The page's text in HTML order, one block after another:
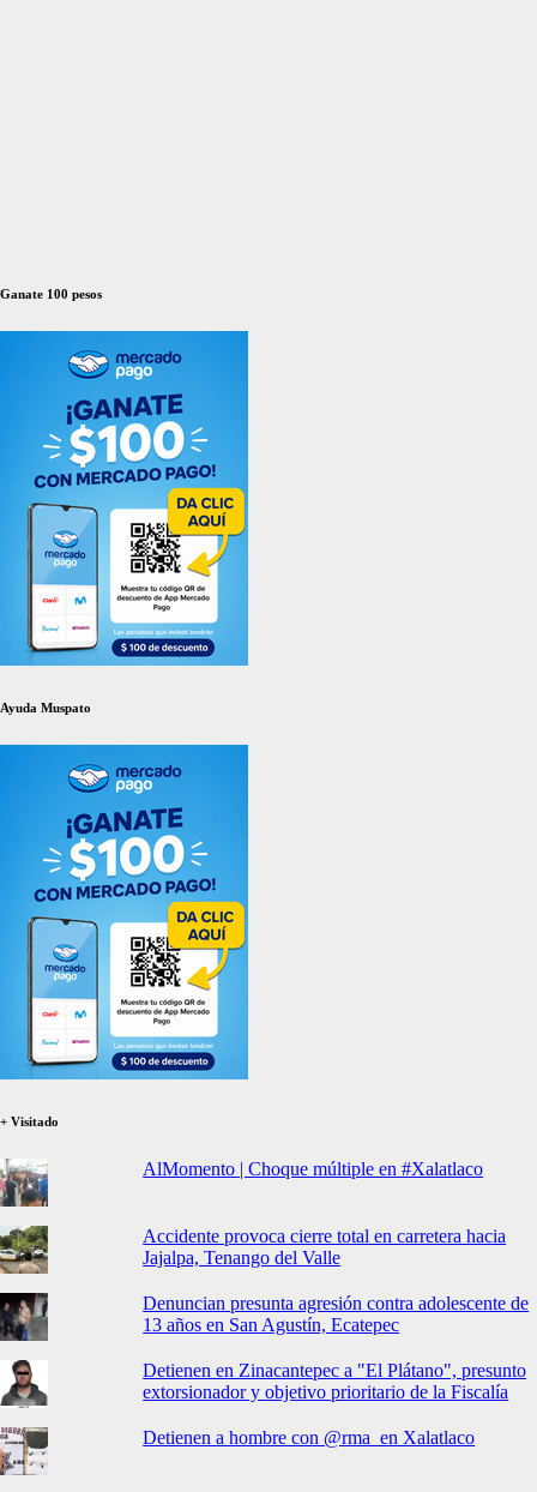
Ganate 100 pesos
Ayuda Muspato
+ Visitado
AlMomento | Choque múltiple en #Xalatlaco
Accidente provoca cierre total en carretera hacia
Jajalpa, Tenango del Valle
Denuncian presunta agresión contra adolescente de
13 años en San Agustín, Ecatepec
Detienen en Zinacantepec a "El Plátano", presunto
extorsionador y objetivo prioritario de la Fiscalía
Detienen a hombre con @rma en Xalatlaco